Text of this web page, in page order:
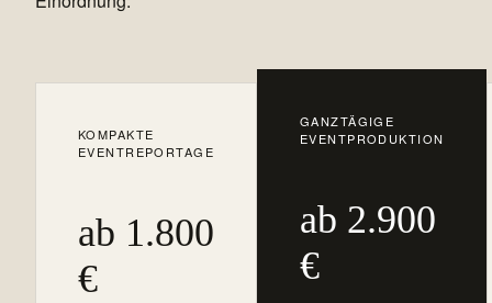
KOMPAKTE
EVENTREPORTAGE
ab 1.800
€
GANZTÄGIGE
EVENTPRODUKTION
ab 2.900
€